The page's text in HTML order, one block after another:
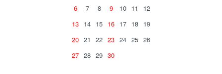
6
7 8 9 10 11
12
13 14 15 16 17 18 19
20 21 22 23 24 25 26
27 28 29 30